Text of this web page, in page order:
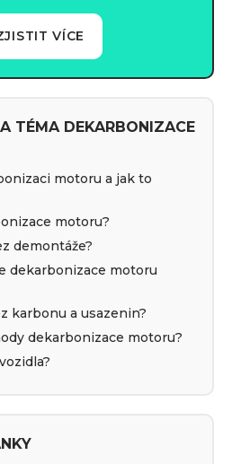
VÍCE
TÉMA DEKARBONIZACE
motoru a jak to
motoru?
demontáže?
dekarbonizace motoru
karbonu a usazenin?
dekarbonizace motoru?